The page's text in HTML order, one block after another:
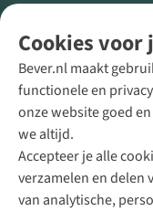
Cookies
Bever.nl maakt
functionele en
onze website goed
we altijd.
Accepteer je alle
verzamelen en delen
van analytische,
Direct advies van
+31 (0)85 888 50
+31 6 12 28 49 80